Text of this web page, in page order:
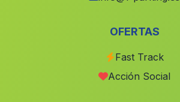
(Alicante)
(Valencia)
OFERTAS
Fast Track
Acción Social